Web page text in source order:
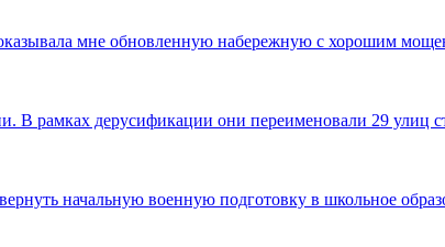
мне обновленную набережную с хорошим
В рамках дерусификации они переименовали 29
начальную военную подготовку в школьное